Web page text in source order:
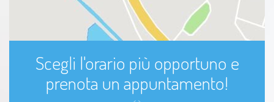
Scegli l'orario più opportuno e
prenota un appuntamento!